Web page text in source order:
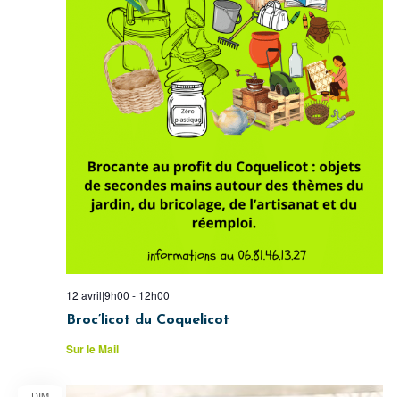
Broc’licot du Coquelicot
12 avril|9h00 - 12h00
Sur le Mail